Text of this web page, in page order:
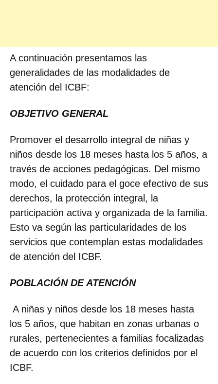
A continuación presentamos las
generalidades de las modalidades de
atención del ICBF:
OBJETIVO GENERAL
Promover el desarrollo integral de niñas y
niños desde los 18 meses hasta los 5 años, a
través de acciones pedagógicas. Del mismo
modo, el cuidado para el goce efectivo de sus
derechos, la protección integral, la
participación activa y organizada de la familia.
Esto va según las particularidades de los
servicios que contemplan estas modalidades
de atención del ICBF.
POBLACIÓN DE ATENCIÓN
A niñas y niños desde los 18 meses hasta
los 5 años, que habitan en zonas urbanas o
rurales, pertenecientes a familias focalizadas
de acuerdo con los criterios definidos por el
ICBF.